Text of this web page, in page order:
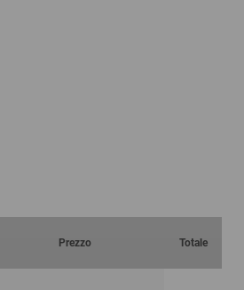
Prezzo Totale